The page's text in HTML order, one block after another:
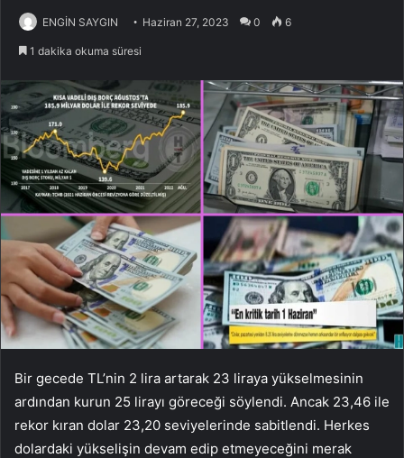
ENGİN SAYGIN Haziran 27, 2023 0 6
1 dakika okuma süresi
Bir gecede TL’nin 2 lira artarak 23 liraya yükselmesinin
ardından kurun 25 lirayı göreceği söylendi. Ancak 23,46 ile
rekor kıran dolar 23,20 seviyelerinde sabitlendi. Herkes
dolardaki yükselişin devam edip etmeyeceğini merak